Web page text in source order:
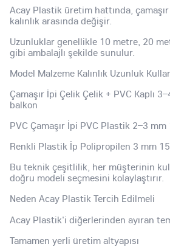
Acay Plastik üretim hattında,
kalınlık arasında değişir.
Uzunluklar genellikle 10 metre, 20
gibi ambalajlı şekilde sunulur.
Model Malzeme Kalınlık Uzunluk
Çamaşır İpi Çelik Çelik + PVC Kaplı
balkon
PVC Çamaşır İpi PVC Plastik 2–3
Renkli Plastik İp Polipropilen 3 mm
Bu teknik çeşitlilik, her müşterinin
doğru modeli seçmesini kolaylaştırır.
Neden Acay Plastik Tercih Edilmeli
Acay Plastik'i diğerlerinden ayıran
Tamamen yerli üretim altyapısı